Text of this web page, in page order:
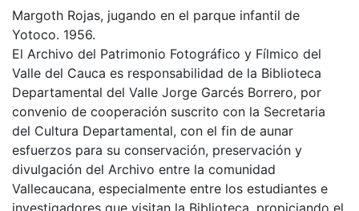
Margoth Rojas, jugando en el parque infantil de
Yotoco. 1956.
El Archivo del Patrimonio Fotográfico y Fílmico del
Valle del Cauca es responsabilidad de la Biblioteca
Departamental del Valle Jorge Garcés Borrero, por
convenio de cooperación suscrito con la Secretaria
del Cultura Departamental, con el fin de aunar
esfuerzos para su conservación, preservación y
divulgación del Archivo entre la comunidad
Vallecaucana, especialmente entre los estudiantes e
investigadores que visitan la Biblioteca, propiciando el